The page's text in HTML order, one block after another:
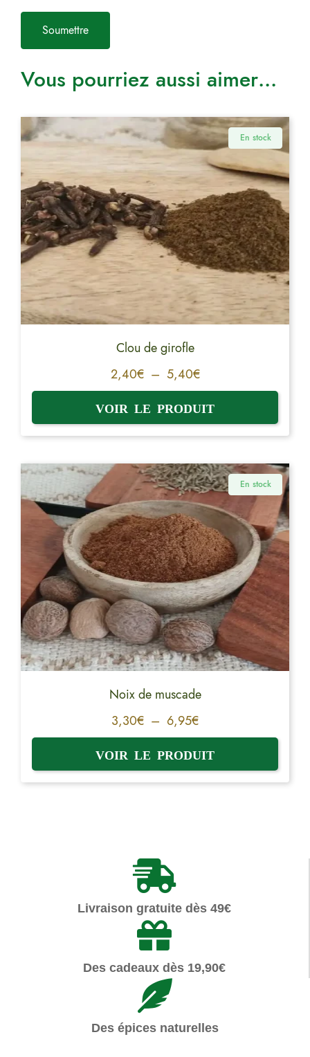
Vous pourriez aussi aimer…
En stock
Clou de girofle
2,40€ – 5,40€
En stock
Noix de muscade
3,30€ – 6,95€
Livraison gratuite dès 49€
Des cadeaux dès 19,90€
Des épices naturelles